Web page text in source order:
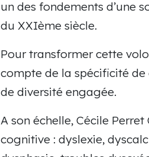
un des fondements d’une
du XXIème siècle.
Pour transformer cette
compte de la spécificité
de diversité engagée.
A son échelle, Cécile
cognitive : dyslexie,